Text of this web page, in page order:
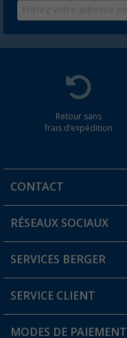
Retour sans
frais d'expédition
CONTACT
Une question ?
Trouver une magasin
RÉSEAUX SOCIAUX
SERVICES BERGER
Devenir revendeur
Mon compte
SERVICE CLIENT
FAQ et contact
MODES DE PAIEMENT